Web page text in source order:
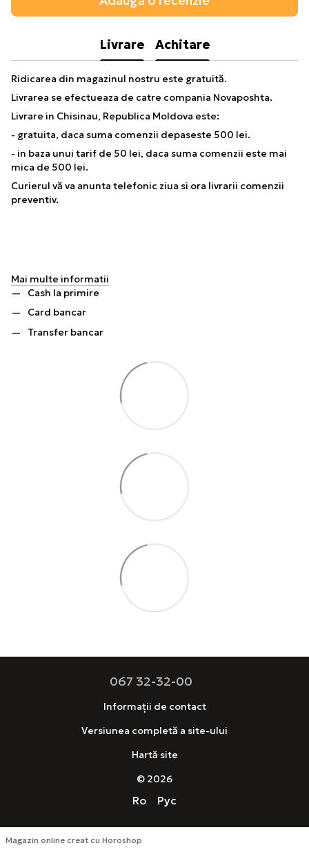
Livrare Achitare
Ridicarea din magazinul nostru este gratuită.
Livrarea se efectueaza de catre compania Novaposhta.
Livrare in Chisinau, Republica Moldova este:
- gratuita, daca suma comenzii depaseste 500 lei.
- in baza unui tarif de 50 lei, daca suma comenzii este mai
mica de 500 lei.
Curierul vă va anunta telefonic ziua si ora livrarii comenzii
preventiv.
Mai multe informatii
Cash la primire
Card bancar
Transfer bancar
067 32-32-00
Informații de contact
Versiunea completă a site-ului
Hartă site
© 2026
Ro Рус
Magazin online creat cu Horoshop